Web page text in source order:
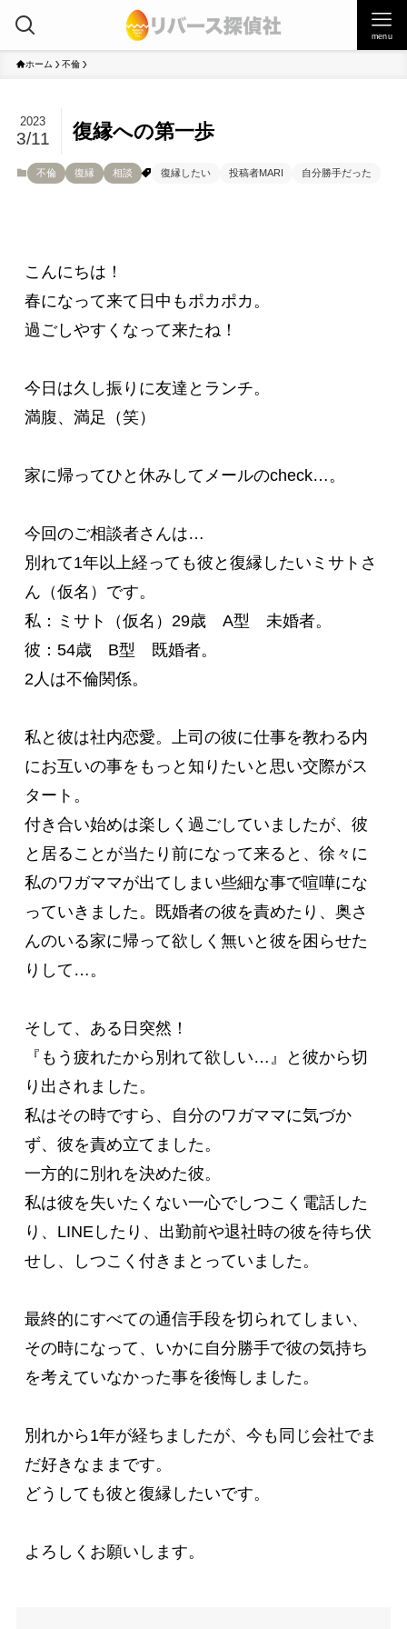
menu
ホーム 不倫
復縁への第一歩
2023
3/11
不倫 復縁 相談 復縁したい 投稿者MARI 自分勝手だった
こんにちは！
春になって来て日中もポカポカ。
過ごしやすくなって来たね！
今日は久し振りに友達とランチ。
満腹、満足（笑）
家に帰ってひと休みしてメールのcheck…。
今回のご相談者さんは…
別れて1年以上経っても彼と復縁したいミサトさ
ん（仮名）です。
私：ミサト（仮名）29歳　A型　未婚者。
彼：54歳　B型　既婚者。
2人は不倫関係。
私と彼は社内恋愛。上司の彼に仕事を教わる内
にお互いの事をもっと知りたいと思い交際がス
タート。
付き合い始めは楽しく過ごしていましたが、彼
と居ることが当たり前になって来ると、徐々に
私のワガママが出てしまい些細な事で喧嘩にな
っていきました。既婚者の彼を責めたり、奥さ
んのいる家に帰って欲しく無いと彼を困らせた
りして…。
そして、ある日突然！
『もう疲れたから別れて欲しい…』と彼から切
り出されました。
私はその時ですら、自分のワガママに気づか
ず、彼を責め立てました。
一方的に別れを決めた彼。
私は彼を失いたくない一心でしつこく電話した
り、LINEしたり、出勤前や退社時の彼を待ち伏
せし、しつこく付きまとっていました。
最終的にすべての通信手段を切られてしまい、
その時になって、いかに自分勝手で彼の気持ち
を考えていなかった事を後悔しました。
別れから1年が経ちましたが、今も同じ会社でま
だ好きなままです。
どうしても彼と復縁したいです。
よろしくお願いします。